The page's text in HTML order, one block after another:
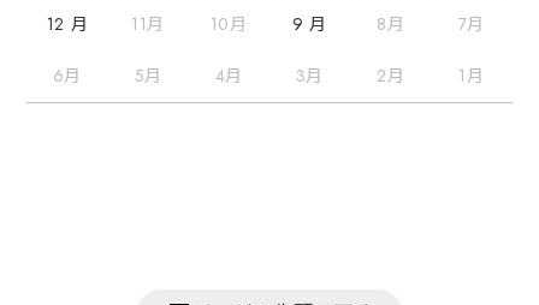
12 月 11月 10月 9 月 8月 7月
6月 5月 4月 3月 2月 1月